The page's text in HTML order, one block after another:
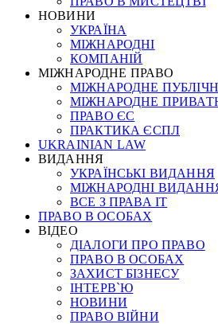
НОВИНИ
УКРАЇНА
МІЖНАРОДНІ
КОМПАНІЙ
МІЖНАРОДНЕ ПРАВО
МІЖНАРОДНЕ
МІЖНАРОДНЕ
ПРАВО ЄС
ПРАКТИКА ЄСПЛ
UKRAINIAN LAW
ВИДАННЯ
УКРАЇНСЬКІ ВИДАННЯ
МІЖНАРОДНІ
ВСЕ З ПРАВА ІТ
ПРАВО В ОСОБАХ
ВІДЕО
ДІАЛОГИ ПРО ПРАВО
ПРАВО В ОСОБАХ
ЗАХИСТ БІЗНЕСУ
ІНТЕРВ`Ю
НОВИНИ
ПРАВО ВІЙНИ